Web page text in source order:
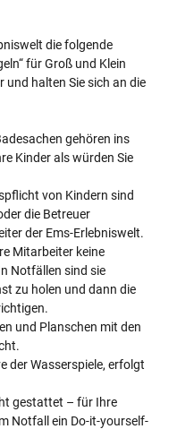
die folgende
für Groß und Klein
und halten Sie sich an die
gehören ins
Kinder als würden Sie
von Kindern sind
die Betreuer
der Ems-Erlebniswelt.
Mitarbeiter keine
Notfällen sind sie
zu holen und dann die
und Planschen mit den
der Wasserspiele, erfolgt
gestattet – für Ihre
Notfall ein Do-it-yourself-